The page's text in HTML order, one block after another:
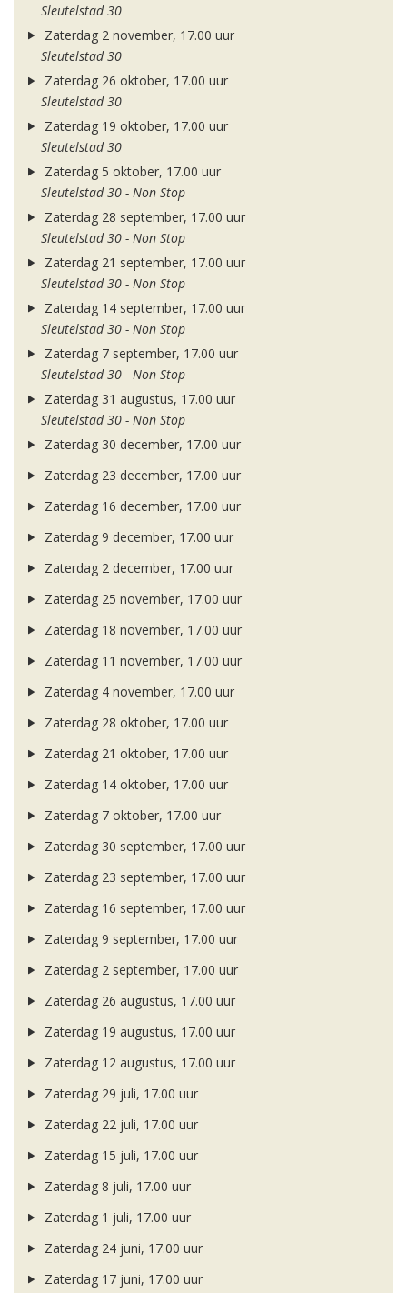
Sleutelstad 30
Zaterdag 2 november, 17.00 uur
Sleutelstad 30
Zaterdag 26 oktober, 17.00 uur
Sleutelstad 30
Zaterdag 19 oktober, 17.00 uur
Sleutelstad 30
Zaterdag 5 oktober, 17.00 uur
Sleutelstad 30 - Non Stop
Zaterdag 28 september, 17.00 uur
Sleutelstad 30 - Non Stop
Zaterdag 21 september, 17.00 uur
Sleutelstad 30 - Non Stop
Zaterdag 14 september, 17.00 uur
Sleutelstad 30 - Non Stop
Zaterdag 7 september, 17.00 uur
Sleutelstad 30 - Non Stop
Zaterdag 31 augustus, 17.00 uur
Sleutelstad 30 - Non Stop
Zaterdag 30 december, 17.00 uur
Zaterdag 23 december, 17.00 uur
Zaterdag 16 december, 17.00 uur
Zaterdag 9 december, 17.00 uur
Zaterdag 2 december, 17.00 uur
Zaterdag 25 november, 17.00 uur
Zaterdag 18 november, 17.00 uur
Zaterdag 11 november, 17.00 uur
Zaterdag 4 november, 17.00 uur
Zaterdag 28 oktober, 17.00 uur
Zaterdag 21 oktober, 17.00 uur
Zaterdag 14 oktober, 17.00 uur
Zaterdag 7 oktober, 17.00 uur
Zaterdag 30 september, 17.00 uur
Zaterdag 23 september, 17.00 uur
Zaterdag 16 september, 17.00 uur
Zaterdag 9 september, 17.00 uur
Zaterdag 2 september, 17.00 uur
Zaterdag 26 augustus, 17.00 uur
Zaterdag 19 augustus, 17.00 uur
Zaterdag 12 augustus, 17.00 uur
Zaterdag 29 juli, 17.00 uur
Zaterdag 22 juli, 17.00 uur
Zaterdag 15 juli, 17.00 uur
Zaterdag 8 juli, 17.00 uur
Zaterdag 1 juli, 17.00 uur
Zaterdag 24 juni, 17.00 uur
Zaterdag 17 juni, 17.00 uur